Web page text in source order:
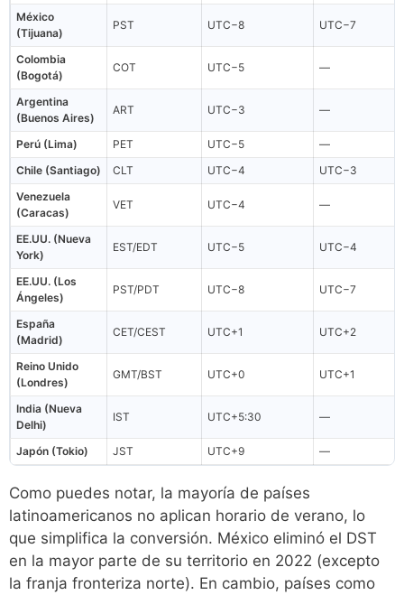
México
(Tijuana)
PST UTC−8 UTC−7
Colombia
(Bogotá)
COT UTC−5 —
Argentina
(Buenos Aires)
ART UTC−3 —
Perú (Lima) PET UTC−5
—
Chile (Santiago)
CLT UTC−4
UTC−3
Venezuela
(Caracas)
VET UTC−4 —
EE.UU. (Nueva
York)
EST/EDT UTC−5 UTC−4
EE.UU. (Los
Ángeles)
PST/PDT UTC−8 UTC−7
España
(Madrid)
CET/CEST UTC+1 UTC+2
Reino Unido
(Londres)
GMT/BST UTC+0 UTC+1
India (Nueva
Delhi)
IST UTC+5:30 —
Japón (Tokio) JST UTC+9 —
Como puedes notar, la mayoría de países
latinoamericanos no aplican horario de verano, lo
que simplifica la conversión. México eliminó el DST
en la mayor parte de su territorio en 2022 (excepto
la franja fronteriza norte). En cambio, países como